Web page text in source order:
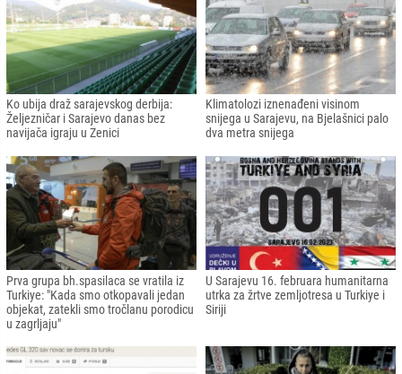
Ko ubija draž sarajevskog derbija:
Željezničar i Sarajevo danas bez
navijača igraju u Zenici
Klimatolozi iznenađeni visinom
snijega u Sarajevu, na Bjelašnici palo
dva metra snijega
Prva grupa bh.spasilaca se vratila iz
Turkiye: "Kada smo otkopavali jedan
objekat, zatekli smo tročlanu porodicu
u zagrljaju"
U Sarajevu 16. februara humanitarna
utrka za žrtve zemljotresa u Turkiye i
Siriji